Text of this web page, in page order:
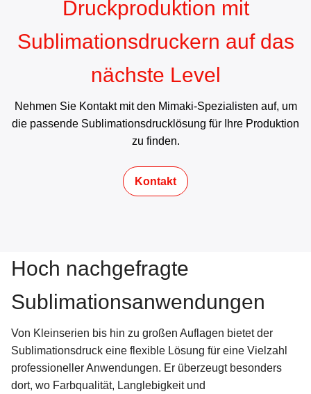
Druckproduktion mit
Sublimationsdruckern auf das
nächste Level
Nehmen Sie Kontakt mit den Mimaki-Spezialisten auf, um
die passende Sublimationsdrucklösung für Ihre Produktion
zu finden.
Kontakt
Hoch nachgefragte
Sublimationsanwendungen
Von Kleinserien bis hin zu großen Auflagen bietet der
Sublimationsdruck eine flexible Lösung für eine Vielzahl
professioneller Anwendungen. Er überzeugt besonders
dort, wo Farbqualität, Langlebigkeit und